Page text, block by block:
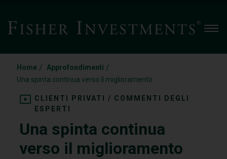
Home / Approfondimenti /
Una spinta continua verso il miglioramento
CLIENTI PRIVATI / COMMENTI DEGLI
ESPERTI
Una spinta continua
verso il miglioramento